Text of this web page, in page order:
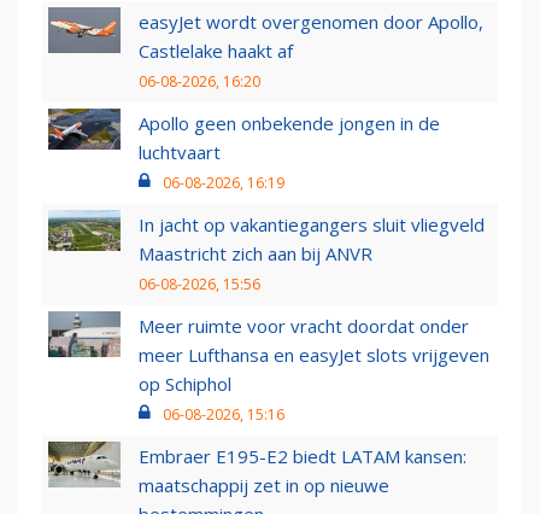
easyJet wordt overgenomen door Apollo,
Castlelake haakt af
06-08-2026, 16:20
Apollo geen onbekende jongen in de
luchtvaart
06-08-2026, 16:19
In jacht op vakantiegangers sluit vliegveld
Maastricht zich aan bij ANVR
06-08-2026, 15:56
Meer ruimte voor vracht doordat onder
meer Lufthansa en easyJet slots vrijgeven
op Schiphol
06-08-2026, 15:16
Embraer E195-E2 biedt LATAM kansen:
maatschappij zet in op nieuwe